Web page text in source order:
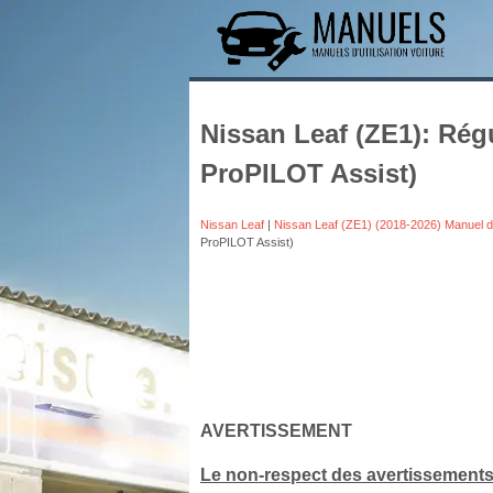
Nissan Leaf (ZE1):
ProPILOT Assist)
Nissan Leaf | Nissan Leaf (ZE1) (2018-2026) Manuel
ProPILOT Assist)
AVERTISSEMENT
Le non-respect des